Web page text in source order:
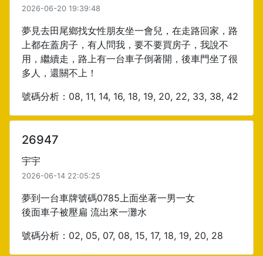
2026-06-20 19:39:48
夢見去田尾鄉找女性朋友坐一會兒，在走路回家，路
上都在蓋房子，有人問我，要不要買房子，我說不
用，繼續走，路上有一台車子倒著開，後車門坐了很
多人，還關不上！
號碼分析：08, 11, 14, 16, 18, 19, 20, 22, 33, 38, 42
26947
宇宇
2026-06-14 22:05:25
夢到一台車牌號碼0785上面坐著一男一女
後面車子被壓扁 流出來一灘水
號碼分析：02, 05, 07, 08, 15, 17, 18, 19, 20, 28